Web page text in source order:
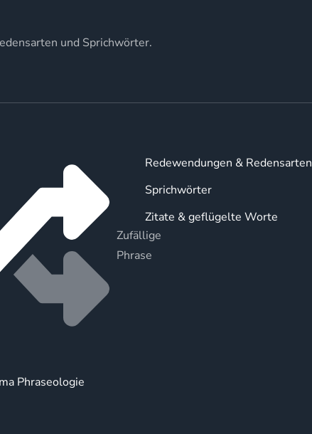
und Sprichwörter.
Zufällige
Phrase
Phraseologie
Redewendungen & Redensarten
Sprichwörter
Zitate & geflügelte Worte